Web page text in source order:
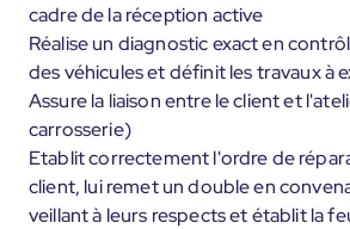
cadre de la réception active
Réalise un diagnostic exact en
des véhicules et définit les travaux à
Assure la liaison entre le client et
carrosserie)
Etablit correctement l'ordre de
client, lui remet un double en
veillant à leurs respects et établit la